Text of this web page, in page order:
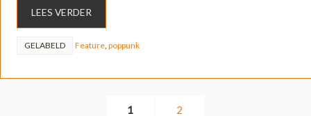
LEES VERDER
GELABELD Feature, poppunk
1 2